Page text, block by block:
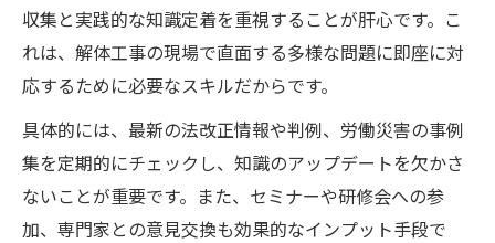
収集と実践的な知識定着を重視することが肝心です。こ
れは、解体工事の現場で直面する多様な問題に即座に対
応するために必要なスキルだからです。
具体的には、最新の法改正情報や判例、労働災害の事例
集を定期的にチェックし、知識のアップデートを欠かさ
ないことが重要です。また、セミナーや研修会への参
加、専門家との意見交換も効果的なインプット手段で